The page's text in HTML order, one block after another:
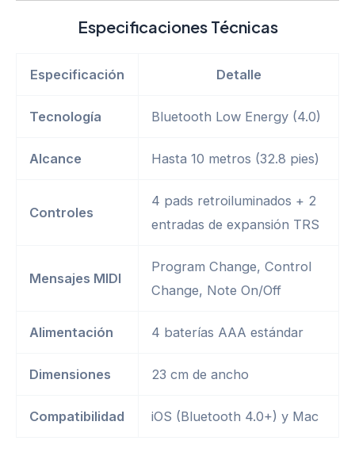
Especificaciones Técnicas
Especificación Detalle
Tecnología Bluetooth Low Energy (4.0)
Alcance Hasta 10 metros (32.8 pies)
Controles
4 pads retroiluminados + 2
entradas de expansión TRS
Mensajes MIDI
Program Change, Control
Change, Note On/Off
Alimentación 4 baterías AAA estándar
Dimensiones 23 cm de ancho
Compatibilidad iOS (Bluetooth 4.0+) y Mac